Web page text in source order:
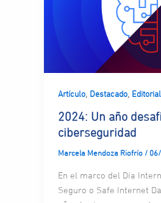
Artículo, Destacado, Editorial
2024: Un año
ciberseguridad
Marcela Mendoza Riofrío /
En el marco del Día
Seguro o Safe Internet